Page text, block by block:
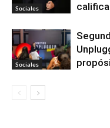
Sociales
Sociales